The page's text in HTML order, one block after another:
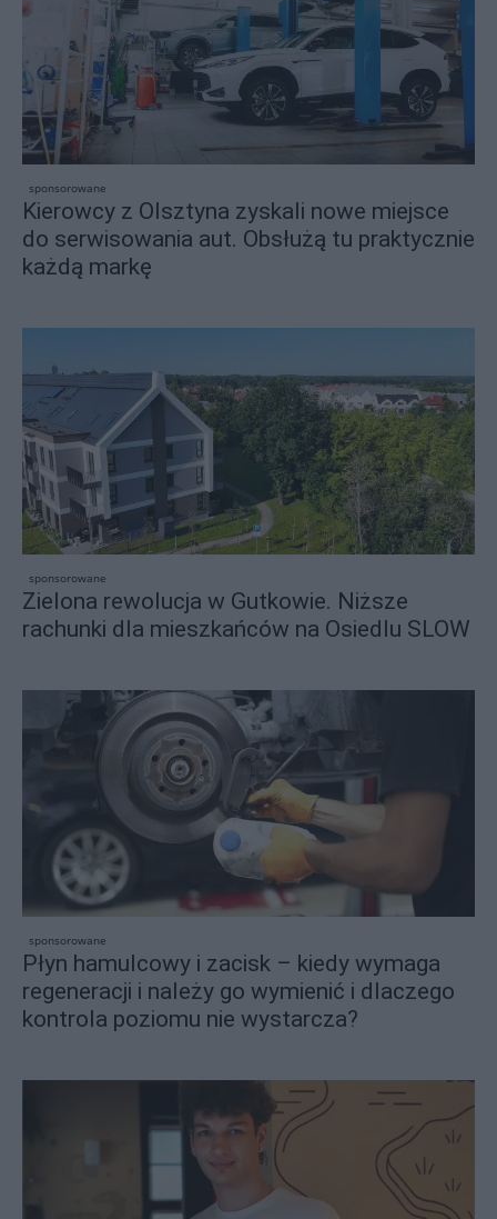
sponsorowane
Kierowcy z Olsztyna zyskali nowe miejsce
do serwisowania aut. Obsłużą tu praktycznie
każdą markę
sponsorowane
Zielona rewolucja w Gutkowie. Niższe
rachunki dla mieszkańców na Osiedlu SLOW
sponsorowane
Płyn hamulcowy i zacisk – kiedy wymaga
regeneracji i należy go wymienić i dlaczego
kontrola poziomu nie wystarcza?